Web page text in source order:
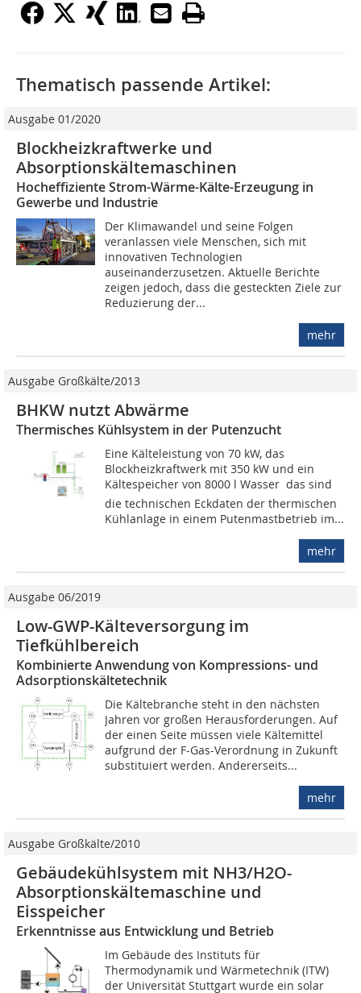
Thematisch passende Artikel:
Ausgabe 01/2020
Blockheizkraftwerke und
Absorptionskältemaschinen
Hocheffiziente Strom-Wärme-Kälte-Erzeugung in
Gewerbe und Industrie
Der Klimawandel und seine Folgen
veranlassen viele Menschen, sich mit
innovativen Technologien
auseinanderzusetzen. Aktuelle Berichte
zeigen jedoch, dass die gesteckten Ziele zur
Reduzierung der...
mehr
Ausgabe Großkälte/2013
BHKW nutzt Abwärme
Thermisches Kühlsystem in der Putenzucht
Eine Kälteleistung von 70 kW, das
Blockheizkraftwerk mit 350 kW und ein
Kältespeicher von 8000 l Wasser  das sind
die technischen Eckdaten der thermischen
Kühlanlage in einem Putenmastbetrieb im...
mehr
Ausgabe 06/2019
Low-GWP-Kälteversorgung im
Tiefkühlbereich
Kombinierte Anwendung von Kompressions- und
Adsorptionskältetechnik
Die Kältebranche steht in den nächsten
Jahren vor großen Herausforderungen. Auf
der einen Seite müssen viele Kältemittel
aufgrund der F-Gas-Verordnung in Zukunft
substituiert werden. Andererseits...
mehr
Ausgabe Großkälte/2010
Gebäudekühlsystem mit NH3/H2O-
Absorptionskältemaschine und
Eisspeicher
Erkenntnisse aus Entwicklung und Betrieb
Im Gebäude des Instituts für
Thermodynamik und Wärmetechnik (ITW)
der Universität Stuttgart wurde ein solar